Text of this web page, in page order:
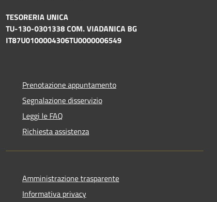
TESORERIA UNICA
TU-130-0301338 COM. VIADANICA BG
IT87U0100004306TU0000006549
Prenotazione appuntamento
Segnalazione disservizio
Leggi le FAQ
Richiesta assistenza
Amministrazione trasparente
Informativa privacy